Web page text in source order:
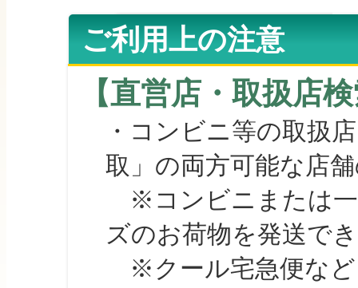
ご利用上の注意
【直営店・取扱店
・コンビニ等の取扱
取」の両方可能な店
※コンビニまたは一
ズのお荷物を発送で
※クール宅急便など